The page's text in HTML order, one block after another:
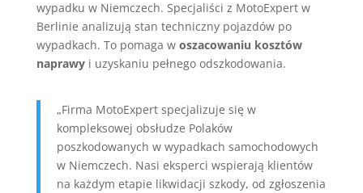
wypadku w Niemczech. Specjaliści z MotoExpert w
Berlinie analizują stan techniczny pojazdów po
wypadkach. To pomaga w oszacowaniu kosztów
naprawyi uzyskaniu pełnego odszkodowania.
„Firma MotoExpert specjalizuje się w
kompleksowej obsłudze Polaków
poszkodowanych w wypadkach samochodowych
w Niemczech. Nasi eksperci wspierają klientów
na każdym etapie likwidacji szkody, od zgłoszenia